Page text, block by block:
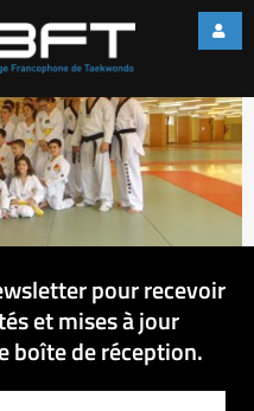
pour recevoir
et mises à jour
boîte de réception.